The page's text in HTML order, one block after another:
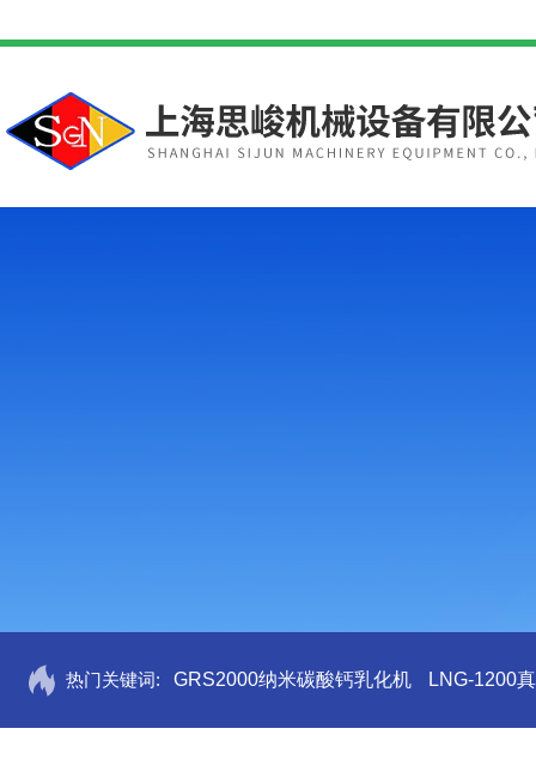
热门关键词: GRS2000纳米碳酸钙乳化机 LNG-1200